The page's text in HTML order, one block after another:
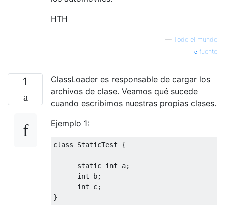
HTH
— Todo el mundo
fuente
1
ClassLoader es responsable de cargar los
archivos de clase. Veamos qué sucede
cuando escribimos nuestras propias clases.
Ejemplo 1:
class StaticTest {
static int a;
int b;
int c;
}